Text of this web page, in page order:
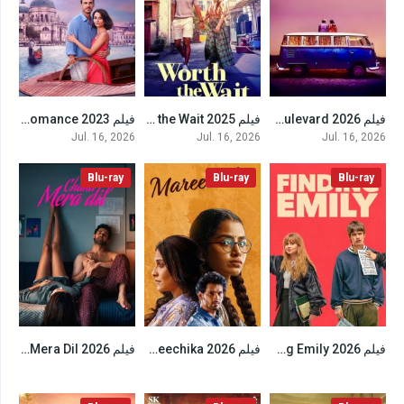
4.8
فيلم Boulevard 2026 مترجم
Jul. 16, 2026
6.2فيلم Worth the Wait 2025 مترجم
Jul. 16, 2026
6.3فيلم A Very Venice Romance 2023 مترجم
Jul. 16, 2026
6.9
Blu-ray
فيلم Finding Emily 2026 مترجم 4.8
Blu-ray
فيلم Mareechika 2026 مترجم 6.5
Blu-ray
فيلم Chand Mera Dil 2026 مترجم